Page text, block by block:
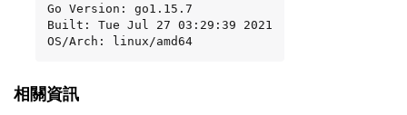
Go Version: go1.15.7
Built: Tue Jul 27 03:29:39 2021
OS/Arch: linux/amd64
相關資訊